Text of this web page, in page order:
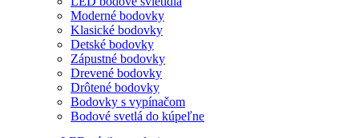
Moderné bodovky
Klasické bodovky
Detské bodovky
Zápustné bodovky
Drevené bodovky
Drôtené bodovky
Bodovky s vypínačom
Bodové svetlá do kúpeľne